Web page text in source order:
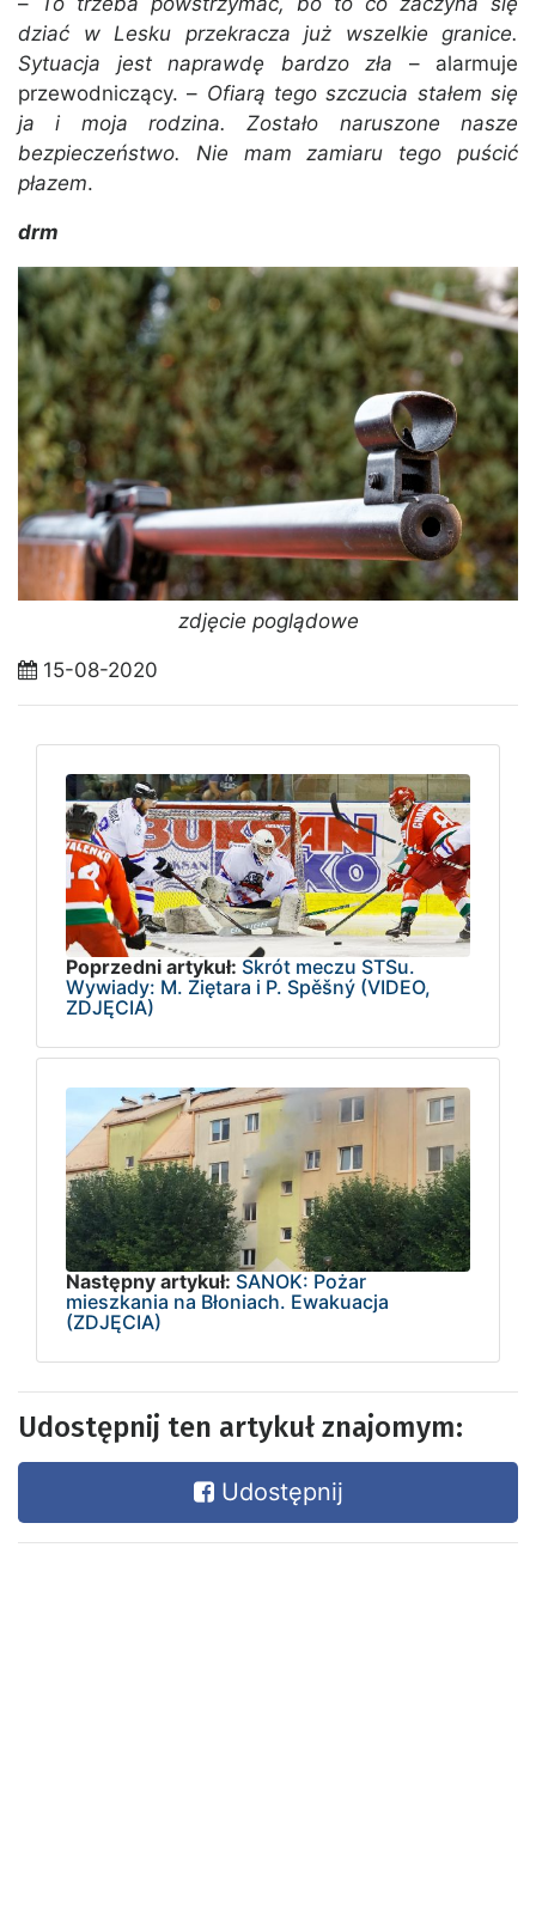
dziać w Lesku przekracza już wszelkie granice.
Sytuacja jest naprawdę bardzo zła – alarmuje
przewodniczący. – Ofiarą tego szczucia stałem się
ja i moja rodzina. Zostało naruszone nasze
bezpieczeństwo. Nie mam zamiaru tego puścić
płazem.
drm
zdjęcie poglądowe
15-08-2020
Poprzedni artykuł: Skrót meczu STSu.
Wywiady: M. Ziętara i P. Spěšný (VIDEO,
ZDJĘCIA)
Następny artykuł: SANOK: Pożar
mieszkania na Błoniach. Ewakuacja
(ZDJĘCIA)
Udostępnij ten artykuł znajomym:
Udostępnij